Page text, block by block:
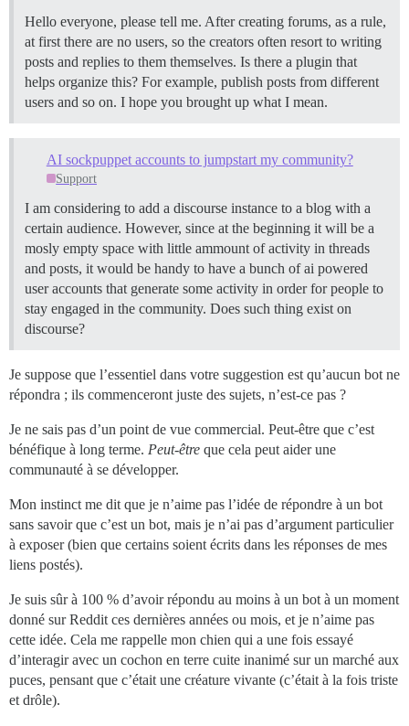
Hello everyone, please tell me. After creating forums, as a rule,
at first there are no users, so the creators often resort to writing
posts and replies to them themselves. Is there a plugin that
helps organize this? For example, publish posts from different
users and so on. I hope you brought up what I mean.
AI sockpuppet accounts to jumpstart my community?
Support
I am considering to add a discourse instance to a blog with a
certain audience. However, since at the beginning it will be a
mosly empty space with little ammount of activity in threads
and posts, it would be handy to have a bunch of ai powered
user accounts that generate some activity in order for people to
stay engaged in the community. Does such thing exist on
discourse?
Je suppose que l’essentiel dans votre suggestion est qu’aucun bot ne
répondra ; ils commenceront juste des sujets, n’est-ce pas ?
Je ne sais pas d’un point de vue commercial. Peut-être que c’est
bénéfique à long terme. Peut-être que cela peut aider une
communauté à se développer.
Mon instinct me dit que je n’aime pas l’idée de répondre à un bot
sans savoir que c’est un bot, mais je n’ai pas d’argument particulier
à exposer (bien que certains soient écrits dans les réponses de mes
liens postés).
Je suis sûr à 100 % d’avoir répondu au moins à un bot à un moment
donné sur Reddit ces dernières années ou mois, et je n’aime pas
cette idée. Cela me rappelle mon chien qui a une fois essayé
d’interagir avec un cochon en terre cuite inanimé sur un marché aux
puces, pensant que c’était une créature vivante (c’était à la fois triste
et drôle).